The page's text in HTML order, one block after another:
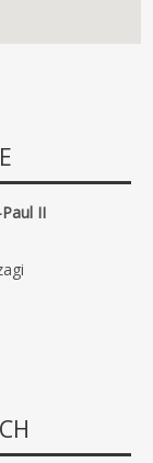
II